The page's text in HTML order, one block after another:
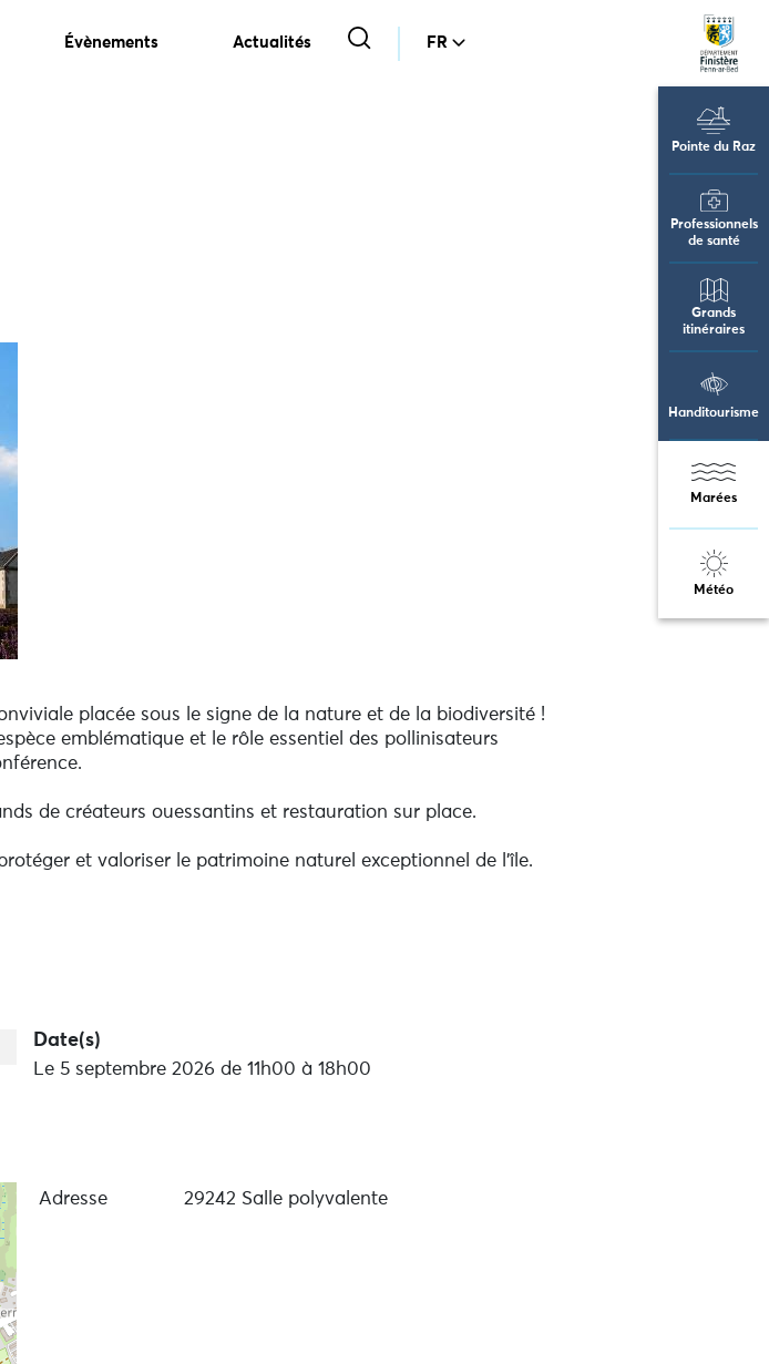
Évènements Actualités FR
Pointe du Raz
Professionnels
de santé
Grands
itinéraires
Handitourisme
Marées
Météo
placée sous le signe de la nature et de la biodiversité !
emblématique et le rôle essentiel des pollinisateurs
de créateurs ouessantins et restauration sur place.
et valoriser le patrimoine naturel exceptionnel de l'île.
Date(s)
Le 5 septembre 2026 de 11h00 à 18h00
Adresse 29242 Salle polyvalente